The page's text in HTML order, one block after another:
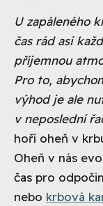
U zapáleného
čas rád asi
příjemnou
Pro to,
výhod je ale
v neposlední
hoří oheň v
Oheň v nás
čas pro
nebo krbová